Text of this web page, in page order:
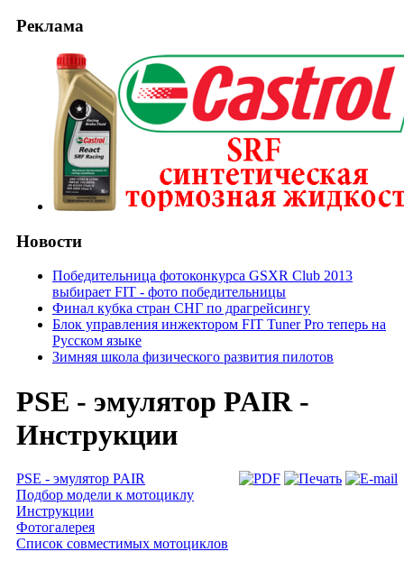
Реклама
Новости
Победительница фотоконкурса GSXR Club 2013
выбирает FIT - фото победительницы
Финал кубка стран СНГ по драгрейсингу
Блок управления инжектором FIT Tuner Pro теперь на
Русском языке
Зимняя школа физического развития пилотов
PSE - эмулятор PAIR -
Инструкции
PSE - эмулятор PAIR
Подбор модели к мотоциклу
Инструкции
Фотогалерея
Список совместимых мотоциклов